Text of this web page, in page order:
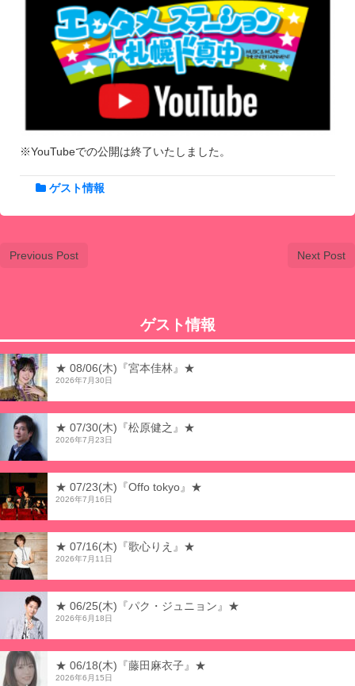
※YouTubeでの公開は終了いたしました。
ゲスト情報
Previous Post Next Post
ゲスト情報
★ 08/06(木)『宮本佳林』★
2026年7月30日
★ 07/30(木)『松原健之』★
2026年7月23日
★ 07/23(木)『Offo tokyo』★
2026年7月16日
★ 07/16(木)『歌心りえ』★
2026年7月11日
★ 06/25(木)『パク・ジュニョン』★
2026年6月18日
★ 06/18(木)『藤田麻衣子』★
2026年6月15日